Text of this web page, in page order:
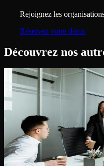
Rejoignez les
Réservez votre démo
Découvrez nos